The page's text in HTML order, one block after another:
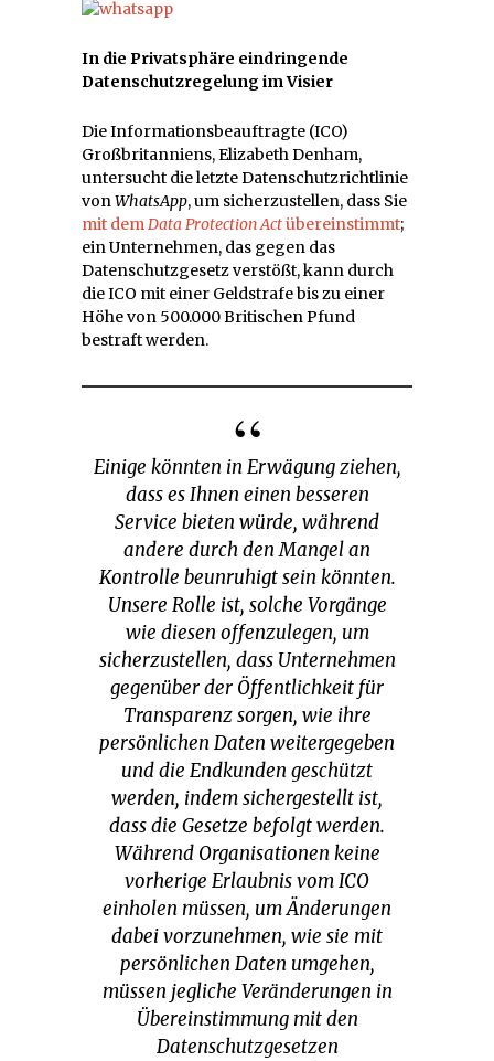
In die Privatsphäre eindringende
Datenschutzregelung im Visier
Die Informationsbeauftragte (ICO)
Großbritanniens, Elizabeth Denham,
untersucht die letzte Datenschutzrichtlinie
vonWhatsApp, um sicherzustellen, dass Sie
mit demData Protection Actübereinstimmt;
ein Unternehmen, das gegen das
Datenschutzgesetz verstößt, kann durch
die ICO mit einer Geldstrafe bis zu einer
Höhe von 500.000 Britischen Pfund
bestraft werden.
Einige könnten in Erwägung ziehen,
dass es Ihnen einen besseren
Service bieten würde, während
andere durch den Mangel an
Kontrolle beunruhigt sein könnten.
Unsere Rolle ist, solche Vorgänge
wie diesen offenzulegen, um
sicherzustellen, dass Unternehmen
gegenüber der Öffentlichkeit für
Transparenz sorgen, wie ihre
persönlichen Daten weitergegeben
und die Endkunden geschützt
werden, indem sichergestellt ist,
dass die Gesetze befolgt werden.
Während Organisationen keine
vorherige Erlaubnis vom ICO
einholen müssen, um Änderungen
dabei vorzunehmen, wie sie mit
persönlichen Daten umgehen,
müssen jegliche Veränderungen in
Übereinstimmung mit den
Datenschutzgesetzen